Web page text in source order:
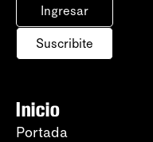
Ingresar
Suscribite
Inicio
Portada